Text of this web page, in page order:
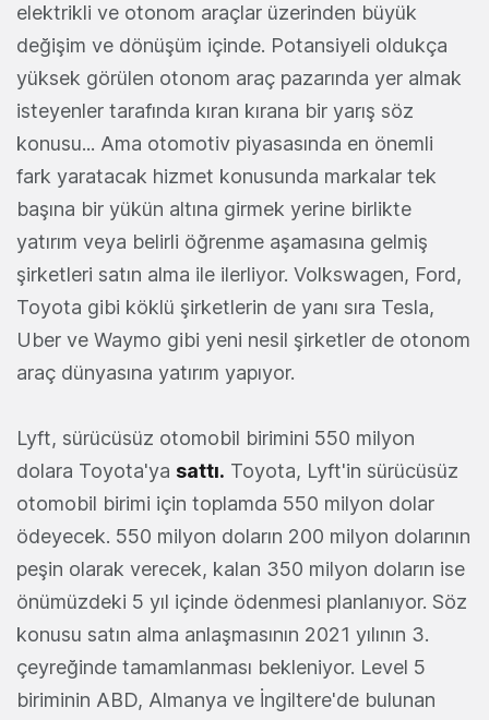
elektrikli ve otonom araçlar üzerinden büyük
değişim ve dönüşüm içinde. Potansiyeli oldukça
yüksek görülen otonom araç pazarında yer almak
isteyenler tarafında kıran kırana bir yarış söz
konusu... Ama otomotiv piyasasında en önemli
fark yaratacak hizmet konusunda markalar tek
başına bir yükün altına girmek yerine birlikte
yatırım veya belirli öğrenme aşamasına gelmiş
şirketleri satın alma ile ilerliyor. Volkswagen, Ford,
Toyota gibi köklü şirketlerin de yanı sıra Tesla,
Uber ve Waymo gibi yeni nesil şirketler de otonom
araç dünyasına yatırım yapıyor.
Lyft, sürücüsüz otomobil birimini 550 milyon
dolara Toyota'ya sattı. Toyota, Lyft'in sürücüsüz
otomobil birimi için toplamda 550 milyon dolar
ödeyecek. 550 milyon doların 200 milyon dolarının
peşin olarak verecek, kalan 350 milyon doların ise
önümüzdeki 5 yıl içinde ödenmesi planlanıyor. Söz
konusu satın alma anlaşmasının 2021 yılının 3.
çeyreğinde tamamlanması bekleniyor. Level 5
biriminin ABD, Almanya ve İngiltere'de bulunan